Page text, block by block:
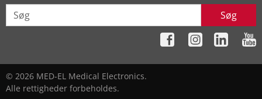
Søg
© 2026 MED-EL Medical Electronics.
Alle rettigheder forbeholdes.